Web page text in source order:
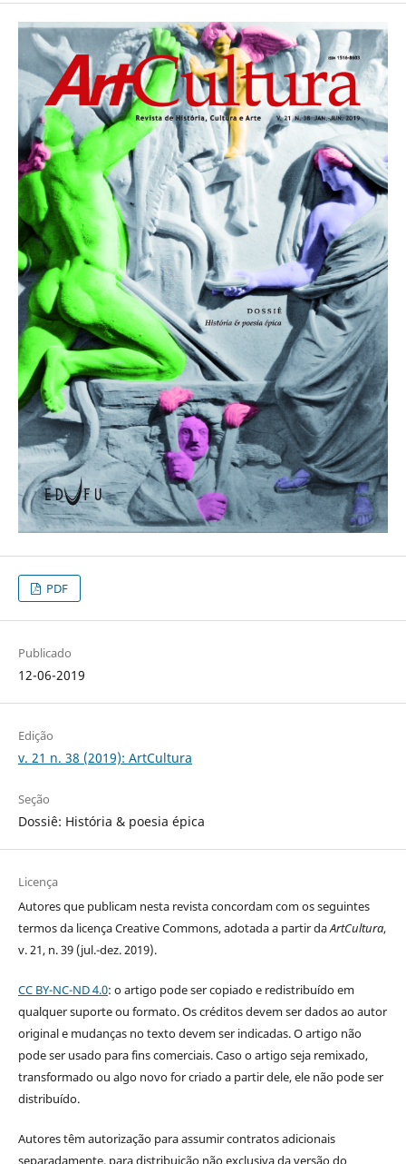
PDF
Publicado
12-06-2019
Edição
v. 21 n. 38 (2019): ArtCultura
Seção
Dossiê: História & poesia épica
Licença
Autores que publicam nesta revista concordam com os seguintes
termos da licença Creative Commons, adotada a partir daArtCultura,
v. 21, n. 39 (jul.-dez. 2019).
CC BY-NC-ND 4.0: o artigo pode ser copiado e redistribuído em
qualquer suporte ou formato. Os créditos devem ser dados ao autor
original e mudanças no texto devem ser indicadas. O artigo não
pode ser usado para fins comerciais. Caso o artigo seja remixado,
transformado ou algo novo for criado a partir dele, ele não pode ser
distribuído.
Autores têm autorização para assumir contratos adicionais
separadamente, para distribuição não exclusiva da versão do